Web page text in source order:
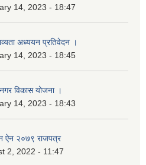
14, 2023 - 18:47
अध्ययन प्रतिवेदन ।
14, 2023 - 18:45
विकास योजना ।
14, 2023 - 18:43
ऐन २०७९ राजपत्र
2, 2022 - 11:47